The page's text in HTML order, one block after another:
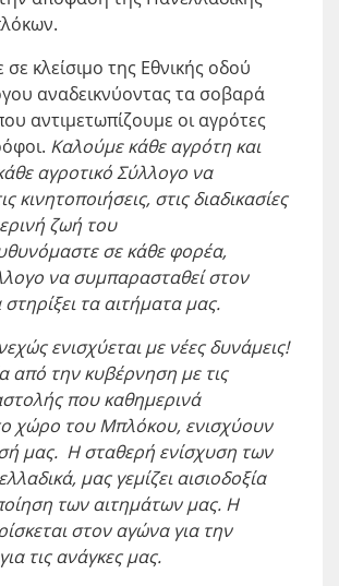
κλείσιμο της Εθνικής οδού
αναδεικνύοντας τα σοβαρά
αντιμετωπίζουμε οι αγρότες
Καλούμε κάθε αγρότη και
αγροτικό Σύλλογο να
κινητοποιήσεις, στις διαδικασίες
ζωή του
σε κάθε φορέα,
να συμπαρασταθεί στον
τα αιτήματα μας.
ενισχύεται με νέες δυνάμεις!
από την κυβέρνηση με τις
που καθημερινά
χώρο του Μπλόκου, ενισχύουν
μας. Η σταθερή ενίσχυση των
μας γεμίζει αισιοδοξία
των αιτημάτων μας. Η
στον αγώνα για την
τις ανάγκες μας.